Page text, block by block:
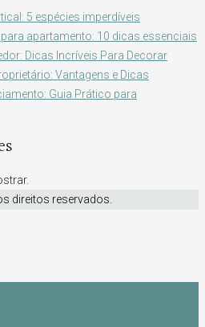
5 espécies imperdíveis
apartamento: 10 dicas essenciais
Dicas Incríveis Para Decorar
Vantagens e Dicas
Guia Prático para
direitos reservados.